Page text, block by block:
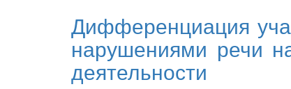
Дифференциация
нарушениями речи
деятельности